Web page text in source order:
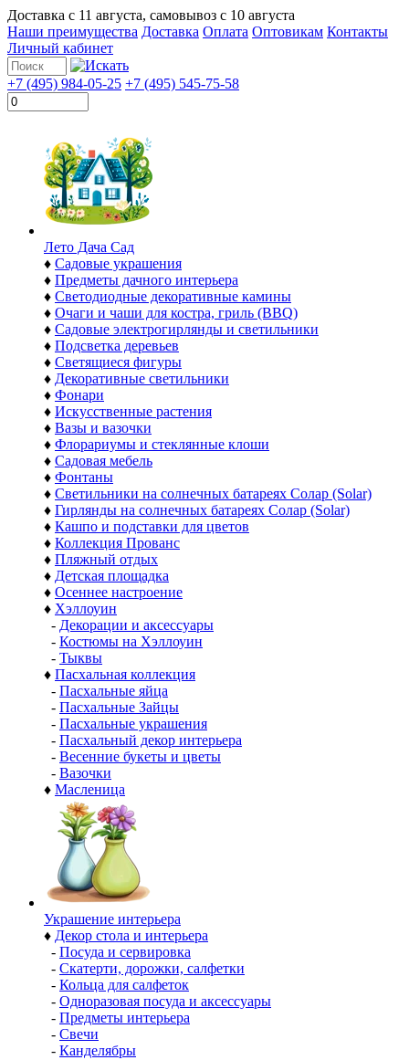
Доставка с 11 августа, самовывоз с 10 августа
Наши преимущества Доставка Оплата Оптовикам Контакты
Личный кабинет
+7 (495) 984-05-25 +7 (495) 545-75-58
Лето Дача Сад
♦ Садовые украшения
♦ Предметы дачного интерьера
♦ Светодиодные декоративные камины
♦ Очаги и чаши для костра, гриль (BBQ)
♦ Садовые электрогирлянды и светильники
♦ Подсветка деревьев
♦ Светящиеся фигуры
♦ Декоративные светильники
♦ Фонари
♦ Искусственные растения
♦ Вазы и вазочки
♦ Флорариумы и стеклянные клоши
♦ Садовая мебель
♦ Фонтаны
♦ Светильники на солнечных батареях Солар (Solar)
♦ Гирлянды на солнечных батареях Солар (Solar)
♦ Кашпо и подставки для цветов
♦ Коллекция Прованс
♦ Пляжный отдых
♦ Детская площадка
♦ Осеннее настроение
♦ Хэллоуин
- Декорации и аксессуары
- Костюмы на Хэллоуин
- Тыквы
♦ Пасхальная коллекция
- Пасхальные яйца
- Пасхальные Зайцы
- Пасхальные украшения
- Пасхальный декор интерьера
- Весенние букеты и цветы
- Вазочки
♦ Масленица
Украшение интерьера
♦ Декор стола и интерьера
- Посуда и сервировка
- Скатерти, дорожки, салфетки
- Кольца для салфеток
- Одноразовая посуда и аксессуары
- Предметы интерьера
- Свечи
- Канделябры